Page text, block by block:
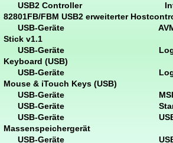
USB2 Controller
82801FB/FBM USB2 erweiterter
USB-Geräte AVM
Stick v1.1
USB-Geräte Logitech
Keyboard (USB)
USB-Geräte Logitech
Mouse & iTouch Keys (USB)
USB-Geräte MSI
USB-Geräte Standard-
USB-Geräte
Massenspeichergerät
USB-Geräte